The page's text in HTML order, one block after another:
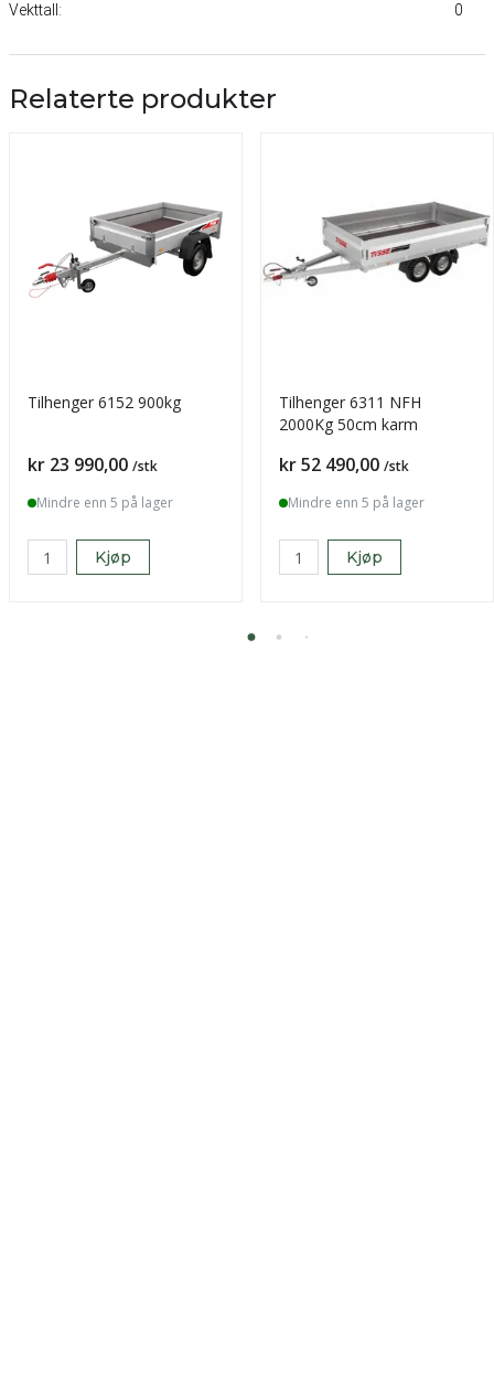
Vekttall:
0
Relaterte produkter
Tilhenger 6152 900kg
Pris
kr 23 990,00 /stk
Mindre enn 5 på lager
Kjøp
Tilhenger 6311 NFH
2000Kg 50cm karm
Pris
kr 52 490,00 /stk
Mindre enn 5 på lager
Kjøp